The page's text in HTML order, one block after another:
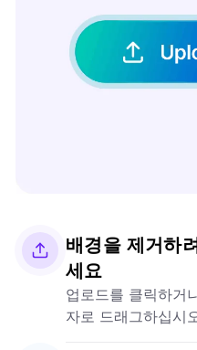
배경을 제거하
세요
업로드를 클릭하거
자로 드래그하십시